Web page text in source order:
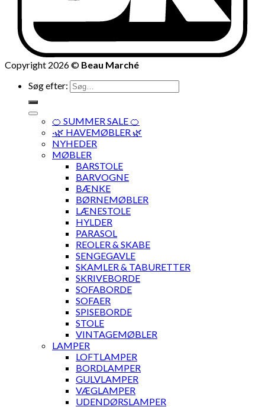
Copyright 2026 © Beau Marché
Søg efter:
🍊 SUMMER SALE 🍊
·🌿 HAVEMØBLER 🌿
NYHEDER
MØBLER
BARSTOLE
BARVOGNE
BÆNKE
BØRNEMØBLER
LÆNESTOLE
HYLDER
PARASOL
REOLER & SKABE
SENGEGAVLE
SKAMLER & TABURETTER
SKRIVEBORDE
SOFABORDE
SOFAER
SPISEBORDE
STOLE
VINTAGEMØBLER
LAMPER
LOFTLAMPER
BORDLAMPER
GULVLAMPER
VÆGLAMPER
UDENDØRSLAMPER